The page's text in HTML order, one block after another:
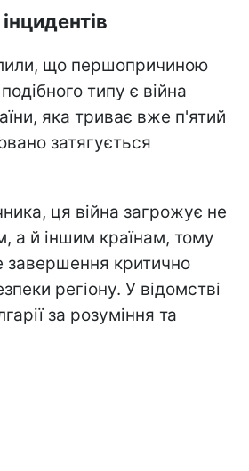
що першопричиною
типу є війна
яка триває вже п'ятий
затягується
ця війна загрожує не
а й іншим країнам, тому
завершення критично
регіону. У відомстві
за розуміння та